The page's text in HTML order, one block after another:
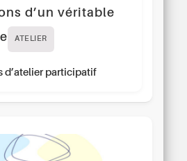
d’un véritable
ATELIER
d’atelier participatif